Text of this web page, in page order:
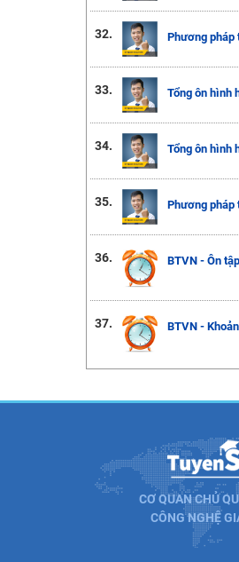
32. Phương pháp
33. Tổng ôn hình
34. Tổng ôn hình
35. Phương pháp
36. BTVN - Ôn
37. BTVN -
CƠ QUAN CHỦ
CÔNG NGHỆ